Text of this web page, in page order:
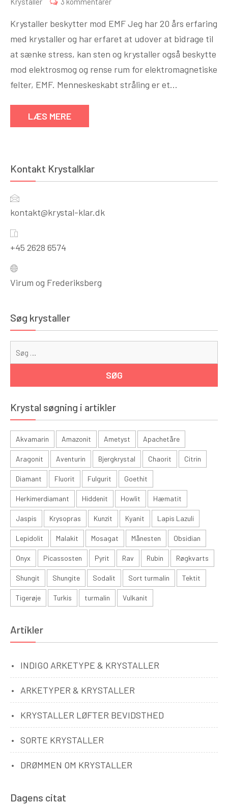
BESKYTTER
MOD
ELEKTROSMOG
Krystaller beskytter mod EMF Jeg har 20 års erfaring
med krystaller og har erfaret at udover at bidrage til
at sænke stress, kan sten og krystaller også beskytte
mod elektrosmog og rense rum for elektromagnetiske
felter, EMF. Menneskeskabt stråling er et…
LÆS MERE
Kontakt Krystalklar
kontakt@krystal-klar.dk
+45 2628 6574
Virum og Frederiksberg
Søg krystaller
Krystal søgning i artikler
Akvamarin Amazonit Ametyst Apachetåre
Aragonit Aventurin Bjergkrystal Chaorit Citrin
Diamant Fluorit Fulgurit Goethit
Herkimerdiamant Hiddenit Howlit Hæmatit
Jaspis Krysopras Kunzit Kyanit Lapis Lazuli
Lepidolit Malakit Mosagat Månesten Obsidian
Onyx Picassosten Pyrit Rav Rubin Røgkvarts
Shungit Shungite Sodalit Sort turmalin Tektit
Tigerøje Turkis turmalin Vulkanit
Artikler
INDIGO ARKETYPE & KRYSTALLER
ARKETYPER & KRYSTALLER
KRYSTALLER LØFTER BEVIDSTHED
SORTE KRYSTALLER
DRØMMEN OM KRYSTALLER
Dagens citat